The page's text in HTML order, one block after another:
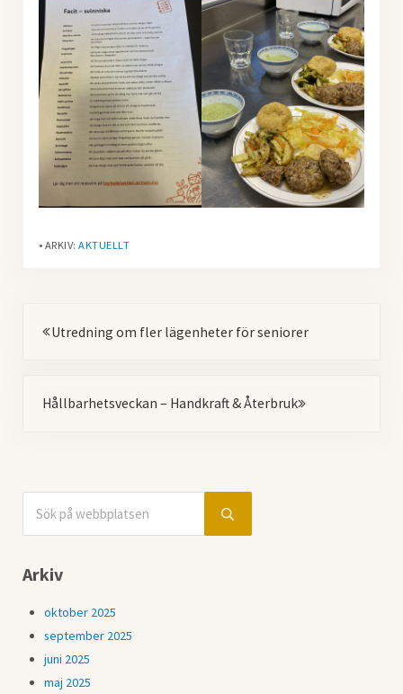
• ARKIV:AKTUELLT
Utredning om fler lägenheter för seniorer
Hållbarhetsveckan – Handkraft & Återbruk
Sidebar
Submit search
Arkiv
oktober 2025
september 2025
juni 2025
maj 2025